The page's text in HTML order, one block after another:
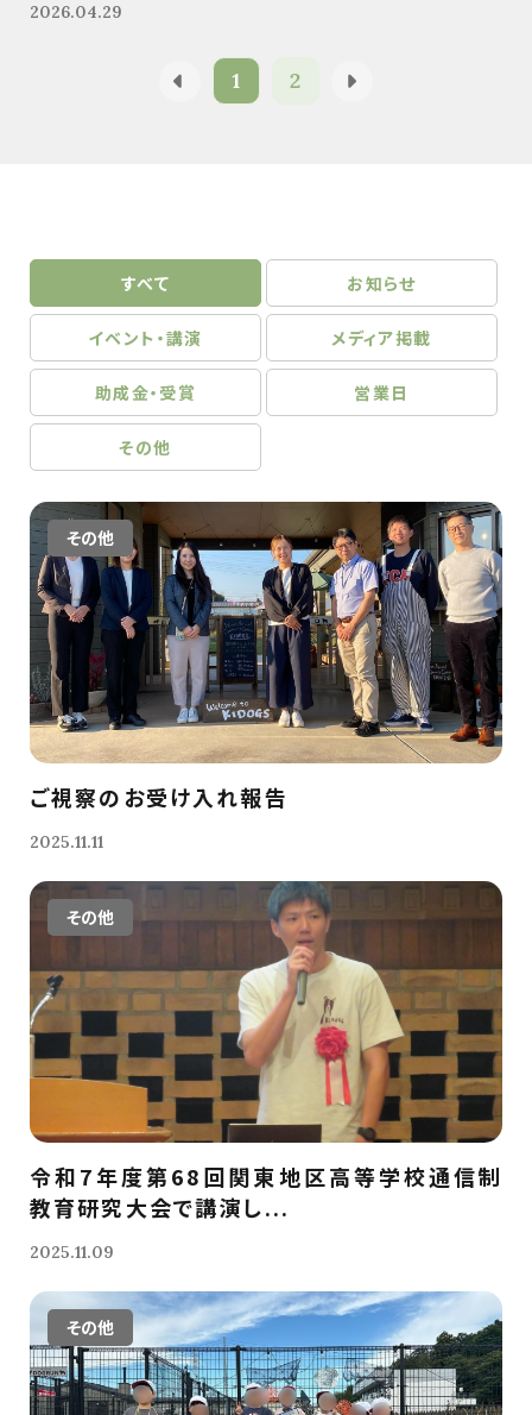
2026.04.29
1 2
すべて お知らせ
イベント・講演 メディア掲載
助成金・受賞 営業日
その他
その他
ご視察のお受け入れ報告
2025.11.11
その他
令和7年度第68回関東地区高等学校通信制
教育研究大会で講演し...
2025.11.09
その他